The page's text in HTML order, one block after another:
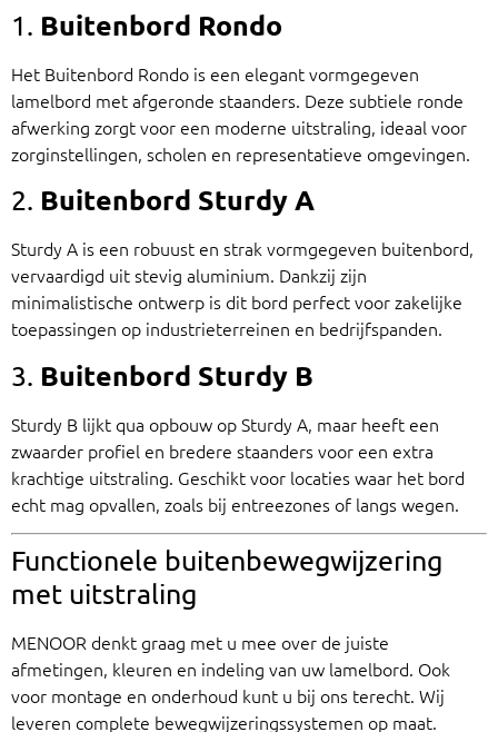
1. Buitenbord Rondo
Het Buitenbord Rondo is een elegant vormgegeven
lamelbord met afgeronde staanders. Deze subtiele ronde
afwerking zorgt voor een moderne uitstraling, ideaal voor
zorginstellingen, scholen en representatieve omgevingen.
2. Buitenbord Sturdy A
Sturdy A is een robuust en strak vormgegeven buitenbord,
vervaardigd uit stevig aluminium. Dankzij zijn
minimalistische ontwerp is dit bord perfect voor zakelijke
toepassingen op industrieterreinen en bedrijfspanden.
3. Buitenbord Sturdy B
Sturdy B lijkt qua opbouw op Sturdy A, maar heeft een
zwaarder profiel en bredere staanders voor een extra
krachtige uitstraling. Geschikt voor locaties waar het bord
echt mag opvallen, zoals bij entreezones of langs wegen.
Functionele buitenbewegwijzering
met uitstraling
MENOOR denkt graag met u mee over de juiste
afmetingen, kleuren en indeling van uw lamelbord. Ook
voor montage en onderhoud kunt u bij ons terecht. Wij
leveren complete bewegwijzeringssystemen op maat.